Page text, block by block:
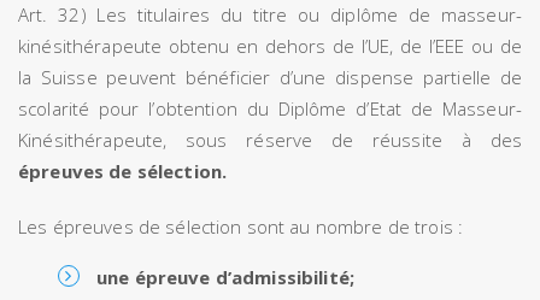
Art. 32) Les titulaires du titre ou diplôme de masseur-
kinésithérapeute obtenu en dehors de l’UE, de l’EEE ou de
la Suisse peuvent bénéficier d’une dispense partielle de
scolarité pour l’obtention du Diplôme d’Etat de Masseur-
Kinésithérapeute, sous réserve de réussite à des
épreuves de sélection.
Les épreuves de sélection sont au nombre de trois :
une épreuve d’admissibilité;